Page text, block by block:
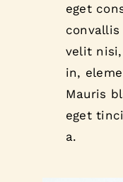
eget
velit
in,
Mauris
eget
a.